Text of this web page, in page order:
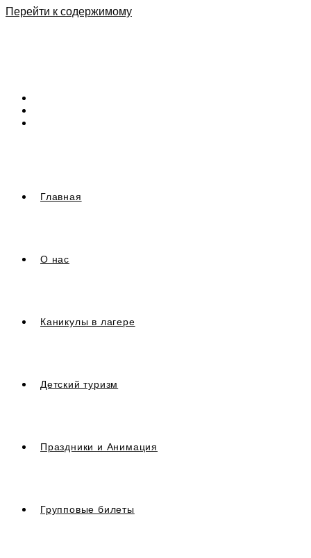
Перейти к содержимому
Главная
О нас
Каникулы в лагере
Детский туризм
Праздники и Анимация
Групповые билеты